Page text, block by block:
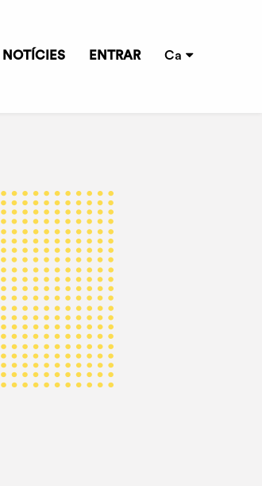
NOTÍCIES ENTRAR Ca